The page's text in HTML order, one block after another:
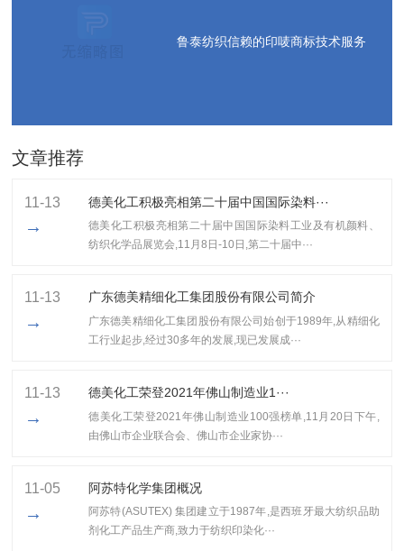
鲁泰纺织信赖的印唛商标技术服务
文章推荐
11-13
→
德美化工积极亮相第二十届中国国际染料···
德美化工积极亮相第二十届中国国际染料工业及有机颜料、
纺织化学品展览会,11月8日-10日,第二十届中···
11-13
→
广东德美精细化工集团股份有限公司简介
广东德美精细化工集团股份有限公司始创于1989年,从精细化
工行业起步,经过30多年的发展,现已发展成···
11-13
→
​德美化工荣登2021年佛山制造业1···
​德美化工荣登2021年佛山制造业100强榜单,11月20日下午,
由佛山市企业联合会、佛山市企业家协···
11-05
→
阿苏特化学集团概况
阿苏特(ASUTEX) 集团建立于1987年,是西班牙最大纺织品助
剂化工产品生产商,致力于纺织印染化···